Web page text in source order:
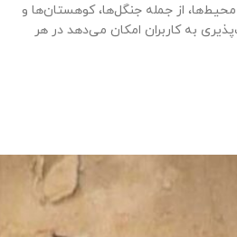
محیط‌ها، از جمله جنگل‌ها، کوهستان‌ها و
به کاربران امکان می‌دهد در هر